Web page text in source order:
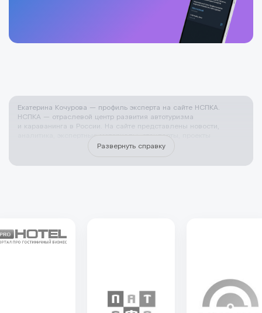
Екатерина Кочурова — профиль эксперта на сайте НСПКА.
НСПКА — отраслевой центр развития автотуризма
и караванинга в России. На сайте представлены новости,
и инициативы, направленные на формирование современной
экспертов к работе с органами власти, инвесторами
и бизнесом, к подготовке методических материалов,
принимаемых в интересах устойчивого развития индустрии
Развернуть справку